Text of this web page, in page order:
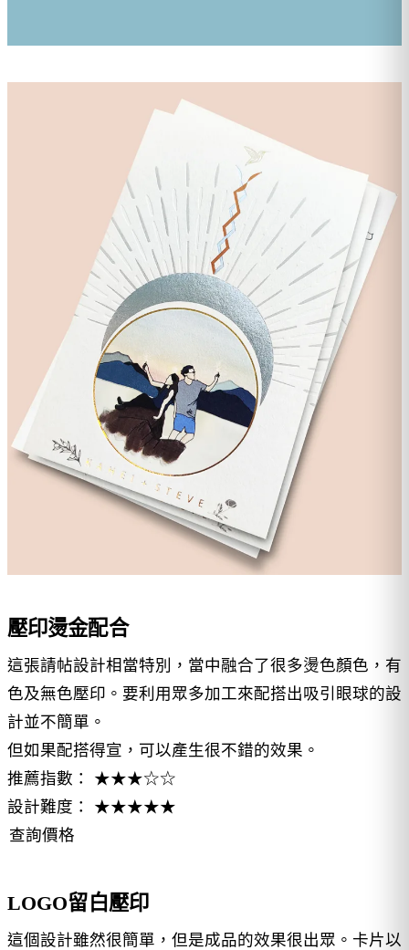
壓印燙金配合
這張請帖設計相當特別，當中融合了很多燙色顏色，有
色及無色壓印。要利用眾多加工來配搭出吸引眼球的設
計並不簡單。
但如果配搭得宣，可以產生很不錯的效果。
推薦指數： ★★★☆☆
設計難度： ★★★★★
查詢價格
LOGO留白壓印
這個設計雖然很簡單，但是成品的效果很出眾。卡片以